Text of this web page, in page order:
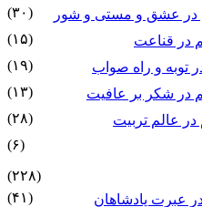
در عشق و مستی و شور
(۳۰)
در قناعت
(۱۵)
توبه و راه صواب
(۱۹)
در شکر بر عافیت
(۱۳)
در عالم تربیت
(۲۸)
(۶)
(۲۲۸)
عبرت پادشاهان
(۴۱)